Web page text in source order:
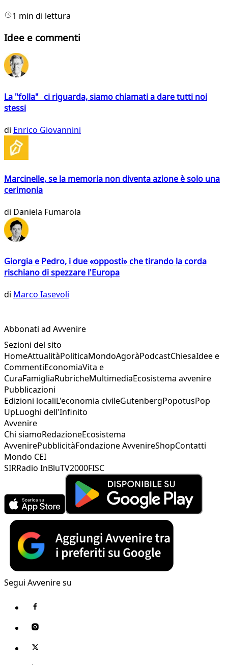
1 min di lettura
Idee e commenti
La "folla" ci riguarda, siamo chiamati a dare tutti noi
stessi
di Enrico Giovannini
Marcinelle, se la memoria non diventa azione è solo una
cerimonia
di Daniela Fumarola
Giorgia e Pedro, i due «opposti» che tirando la corda
rischiano di spezzare l'Europa
di Marco Iasevoli
Abbonati ad Avvenire
Sezioni del sito
HomeAttualitàPoliticaMondoAgoràPodcastChiesaIdee e
CommentiEconomiaVita e
CuraFamigliaRubricheMultimediaEcosistema avvenire
Pubblicazioni
Edizioni localiL'economia civileGutenbergPopotusPop
UpLuoghi dell'Infinito
Avvenire
Chi siamoRedazioneEcosistema
AvvenirePubblicitàFondazione AvvenireShopContatti
Mondo CEI
SIRRadio InBluTV2000FISC
Segui Avvenire su